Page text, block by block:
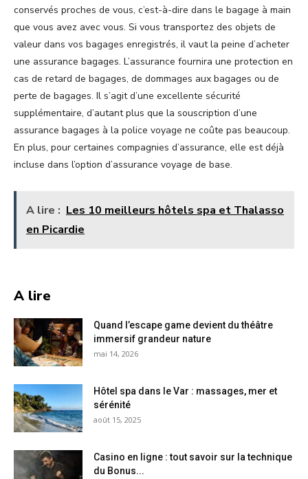
conservés proches de vous, c’est-à-dire dans le bagage à main
que vous avez avec vous. Si vous transportez des objets de
valeur dans vos bagages enregistrés, il vaut la peine d’acheter
une assurance bagages. L’assurance fournira une protection en
cas de retard de bagages, de dommages aux bagages ou de
perte de bagages. Il s’agit d’une excellente sécurité
supplémentaire, d’autant plus que la souscription d’une
assurance bagages à la police voyage ne coûte pas beaucoup.
En plus, pour certaines compagnies d’assurance, elle est déjà
incluse dans l’option d’assurance voyage de base.
A lire : Les 10 meilleurs hôtels spa et Thalasso
en Picardie
A lire
Quand l’escape game devient du théâtre
immersif grandeur nature
mai 14, 2026
Hôtel spa dans le Var : massages, mer et
sérénité
août 15, 2025
Casino en ligne : tout savoir sur la technique
du Bonus...